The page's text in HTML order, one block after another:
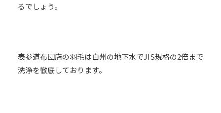
るでしょう。
表参道布団店の羽毛は白州の地下水でJIS規格の2倍まで
洗浄を徹底しております。